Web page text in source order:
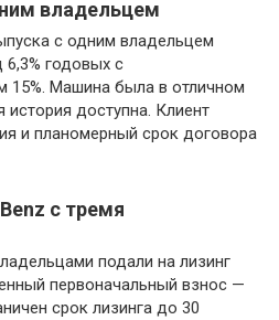
владельцем
с одним владельцем
годовых с
15%. Машина была в отличном
история доступна. Клиент
и планомерный срок договора
с тремя
подали на лизинг
первоначальный взнос —
срок лизинга до 30